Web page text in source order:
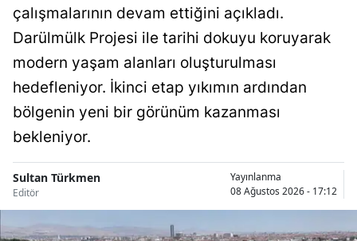
Kocaeli
Konya
Kütahya
Malatya
Kahramanmaraş
Mardin
çalışmalarının devam ettiğini açıkladı.
Darülmülk Projesi ile tarihi dokuyu koruyarak
modern yaşam alanları oluşturulması
hedefleniyor. İkinci etap yıkımın ardından
bölgenin yeni bir görünüm kazanması
bekleniyor.
Sultan Türkmen
Editör
Yayınlanma
08 Ağustos 2026 - 17:12